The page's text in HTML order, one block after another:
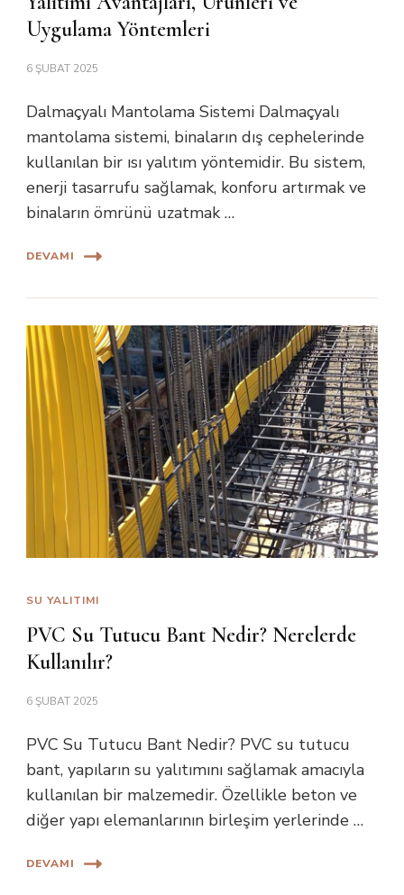
Uygulama Yöntemleri
6 ŞUBAT 2025
Dalmaçyalı Mantolama Sistemi Dalmaçyalı
mantolama sistemi, binaların dış cephelerinde
kullanılan bir ısı yalıtım yöntemidir. Bu sistem,
enerji tasarrufu sağlamak, konforu artırmak ve
binaların ömrünü uzatmak …
DEVAMI
SU YALITIMI
PVC Su Tutucu Bant Nedir? Nerelerde
Kullanılır?
6 ŞUBAT 2025
PVC Su Tutucu Bant Nedir? PVC su tutucu
bant, yapıların su yalıtımını sağlamak amacıyla
kullanılan bir malzemedir. Özellikle beton ve
diğer yapı elemanlarının birleşim yerlerinde …
DEVAMI